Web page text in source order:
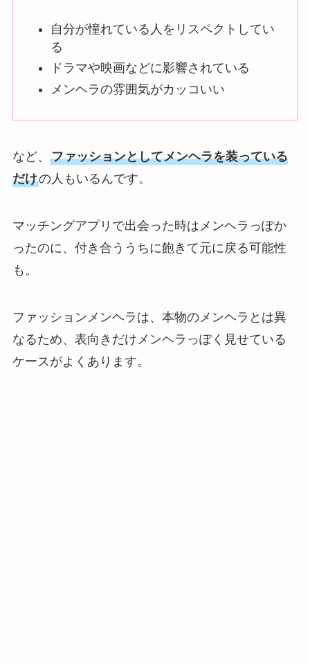
自分が憧れている人をリスペクトしてい
る
ドラマや映画などに影響されている
メンヘラの雰囲気がカッコいい
など、 ファッションとしてメンヘラを装っている
だけの人もいるんです。
マッチングアプリで出会った時はメンヘラっぽか
ったのに、付き合ううちに飽きて元に戻る可能性
も。
ファッションメンヘラは、本物のメンヘラとは異
なるため、表向きだけメンヘラっぽく見せている
ケースがよくあります。